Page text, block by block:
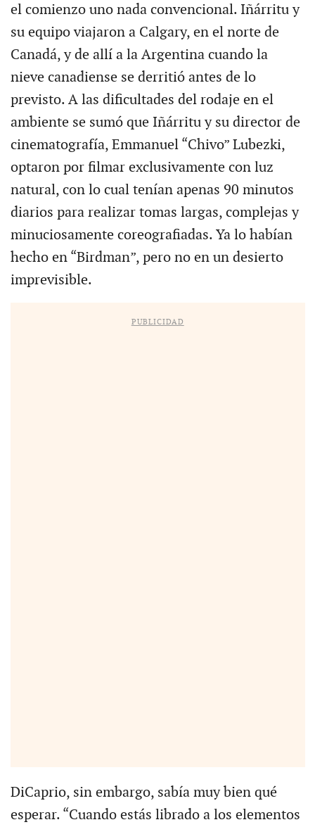
el comienzo uno nada convencional. Iñárritu y
su equipo viajaron a Calgary, en el norte de
Canadá, y de allí a la Argentina cuando la
nieve canadiense se derritió antes de lo
previsto. A las dificultades del rodaje en el
ambiente se sumó que Iñárritu y su director de
cinematografía, Emmanuel “Chivo” Lubezki,
optaron por filmar exclusivamente con luz
natural, con lo cual tenían apenas 90 minutos
diarios para realizar tomas largas, complejas y
minuciosamente coreografiadas. Ya lo habían
hecho en “Birdman”, pero no en un desierto
imprevisible.
PUBLICIDAD
DiCaprio, sin embargo, sabía muy bien qué
esperar. “Cuando estás librado a los elementos